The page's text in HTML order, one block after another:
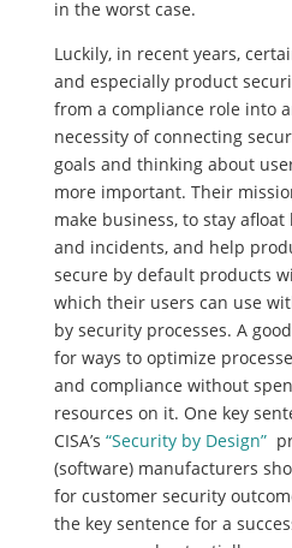
in the worst case.
Luckily, in recent years,
and especially product
from a compliance role into
necessity of connecting
goals and thinking about
more important. Their
make business, to stay
and incidents, and help
secure by default products
which their users can use
by security processes. A
for ways to optimize
and compliance without
resources on it. One key
CISA’s “Security by Design”
(software) manufacturers
for customer security
the key sentence for a